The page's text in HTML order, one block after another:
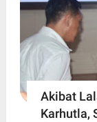
Akibat
Karhutla,